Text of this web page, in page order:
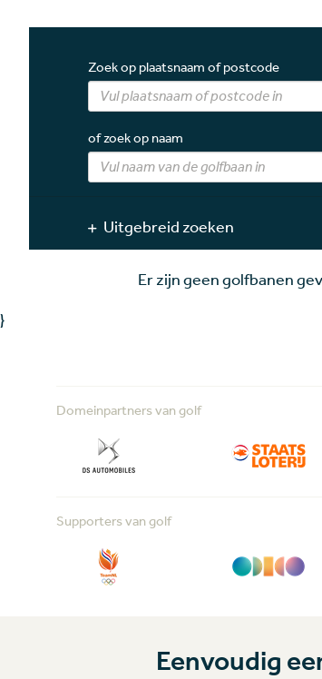
Zoek op plaatsnaam of postcode
of zoek op naam
Uitgebreid zoeken
Handicap of golfbaan permissie
blauw
Er zijn geen golfbanen
}
Domeinpartners van golf
Supporters van golf
Eenvoudig